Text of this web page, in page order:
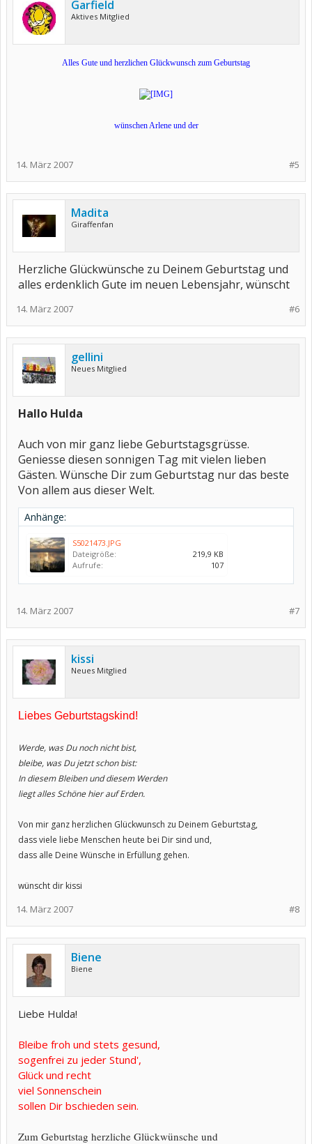
Garfield
Aktives Mitglied
Alles Gute und herzlichen Glückwunsch zum Geburtstag
wünschen Arlene und der
#5
14. März 2007
Madita
Giraffenfan
Herzliche Glückwünsche zu Deinem Geburtstag und
alles erdenklich Gute im neuen Lebensjahr, wünscht
#6
14. März 2007
gellini
Neues Mitglied
Hallo Hulda
Auch von mir ganz liebe Geburtstagsgrüsse.
Geniesse diesen sonnigen Tag mit vielen lieben
Gästen. Wünsche Dir zum Geburtstag nur das beste
Von allem aus dieser Welt.
Anhänge:
S5021473.JPG
Dateigröße:
219,9 KB
Aufrufe:
107
#7
14. März 2007
kissi
Neues Mitglied
Liebes Geburtstagskind!
Werde, was Du noch nicht bist,
bleibe, was Du jetzt schon bist:
In diesem Bleiben und diesem Werden
liegt alles Schöne hier auf Erden.
Von mir ganz herzlichen Glückwunsch zu Deinem Geburtstag,
dass viele liebe Menschen heute bei Dir sind und,
dass alle Deine Wünsche in Erfüllung gehen.
wünscht dir kissi
#8
14. März 2007
Biene
Biene
Liebe Hulda!
Bleibe froh und stets gesund,
sogenfrei zu jeder Stund',
Glück und recht
viel Sonnenschein
sollen Dir bschieden sein.
Zum Geburtstag herzliche Glückwünsche und